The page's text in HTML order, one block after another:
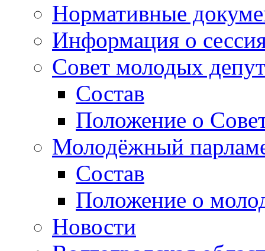
Нормативные
Информация о
Совет молодых
Состав
Положение о
Молодёжный
Состав
Положение о
Новости